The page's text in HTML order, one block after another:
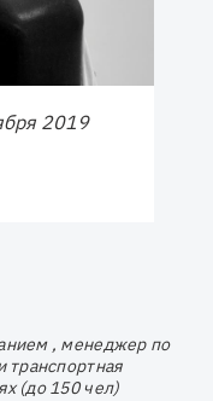
2019
, менеджер по
транспортная
(до 150 чел)